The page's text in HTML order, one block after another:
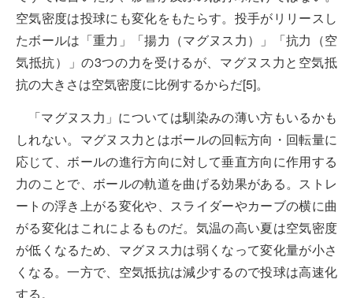
空気密度は投球にも変化をもたらす。投手がリリースし
たボールは「重力」「揚力（マグヌス力）」「抗力（空
気抵抗）」の3つの力を受けるが、マグヌス力と空気抵
抗の大きさは空気密度に比例するからだ[5]。
「マグヌス力」については馴染みの薄い方もいるかも
しれない。マグヌス力とはボールの回転方向・回転量に
応じて、ボールの進行方向に対して垂直方向に作用する
力のことで、ボールの軌道を曲げる効果がある。ストレ
ートの浮き上がる変化や、スライダーやカーブの横に曲
がる変化はこれによるものだ。気温の高い夏は空気密度
が低くなるため、マグヌス力は弱くなって変化量が小さ
くなる。一方で、空気抵抗は減少するので投球は高速化
する。